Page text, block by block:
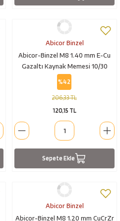
Abicor Binzel
Abicor-Binzel M8 1.40 mm E-Cu
Gazaltı Kaynak Memesi 10/30
%42
206,33 TL
120,15 TL
Sepete Ekle
Abicor Binzel
Abicor-Binzel M8 1.20 mm CuCrZr